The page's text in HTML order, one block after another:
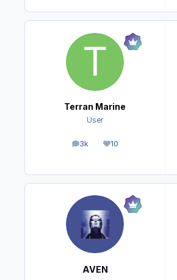
Terran Marine
User
3k
Beiträge10
Reputation
AVEN